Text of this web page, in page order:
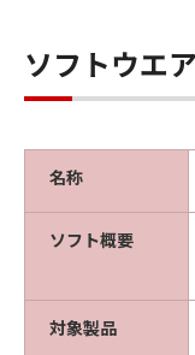
ソフトウエ
名称
ソフト概要
対象製品